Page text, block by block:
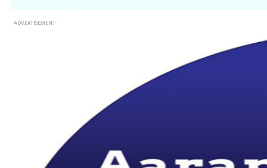
- ADVERTISEMENT -